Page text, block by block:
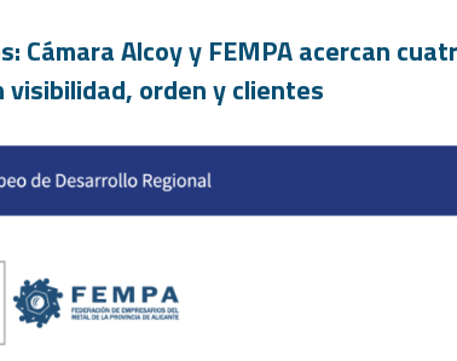
Cámara Alcoy y FEMPA acercan
visibilidad, orden y clientes